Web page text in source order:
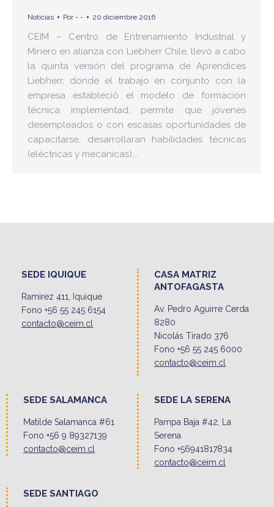
Noticias Por- - 20 diciembre 2016
CEIM – Centro de Entrenamiento Industrial y
Minero en alianza con Liebherr Chile, llevó a cabo
la quinta versión del programa de Aprendices
Liebherr, donde el trabajo en conjunto con la
empresa estableció el modelo de formación
técnica implementad, permite que jóvenes
desempleados o con escasas oportunidades de
capacitarse, desarrollaran habilidades técnicas
(eléctricas y mecánicas),…
SEDE IQUIQUE
Ramirez 411, Iquique
Fono +56 55 245 6154
contacto@ceim.cl
CASA MATRIZ
ANTOFAGASTA
Av. Pedro Aguirre Cerda
8280
Nicolás Tirado 376
Fono +56 55 245 6000
contacto@ceim.cl
SEDE SALAMANCA
Matilde Salamanca #61
Fono +56 9 89327139
contacto@ceim.cl
SEDE LA SERENA
Pampa Baja #42, La
Serena
Fono +56941817834
contacto@ceim.cl
SEDE SANTIAGO